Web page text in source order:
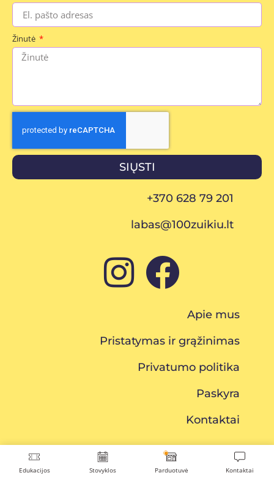
Edukacijos Stovyklos Parduotuvė Kontaktai
Žinutė
SIŲSTI
+370 628 79 201
labas@100zuikiu.lt
Apie mus
Pristatymas ir grąžinimas
Privatumo politika
Paskyra
Kontaktai